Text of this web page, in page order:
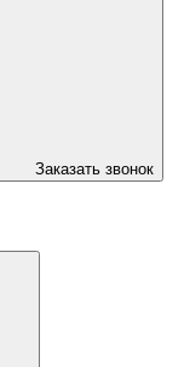
Заказать звонок